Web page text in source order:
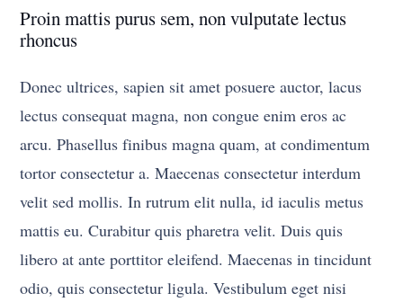
Proin mattis purus sem, non vulputate lectus
rhoncus
Donec ultrices, sapien sit amet posuere auctor, lacus
lectus consequat magna, non congue enim eros ac
arcu. Phasellus finibus magna quam, at condimentum
tortor consectetur a. Maecenas consectetur interdum
velit sed mollis. In rutrum elit nulla, id iaculis metus
mattis eu. Curabitur quis pharetra velit. Duis quis
libero at ante porttitor eleifend. Maecenas in tincidunt
odio, quis consectetur ligula. Vestibulum eget nisi